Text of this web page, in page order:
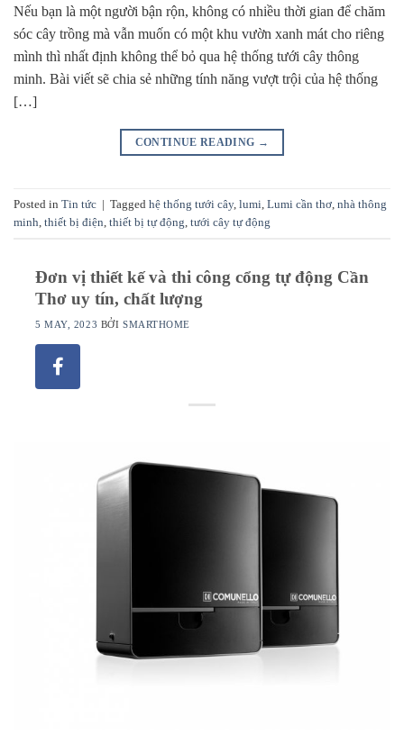
Nếu bạn là một người bận rộn, không có nhiều thời gian để chăm
sóc cây trồng mà vẫn muốn có một khu vườn xanh mát cho riêng
mình thì nhất định không thể bỏ qua hệ thống tưới cây thông
minh. Bài viết sẽ chia sẻ những tính năng vượt trội của hệ thống
[…]
CONTINUE READING →
Posted in Tin tức | Tagged hệ thống tưới cây, lumi Lumi cần thơ nhà thông
minh thiết bị điện thiết bị tự động tưới cây tự động
Đơn vị thiết kế và thi công cổng tự động Cần
Thơ uy tín, chất lượng
5 MAY, 2023 BỞI SMARTHOME